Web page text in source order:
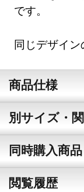
です。
同じデザイン
商品仕様
別サイズ・
同時購入商品
閲覧履歴